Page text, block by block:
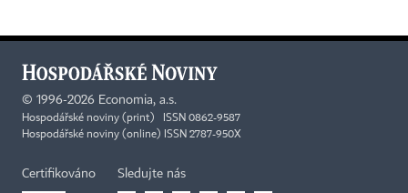
© 1996-2026 Economia, a.s.
Hospodářské noviny (print) ISSN 0862-9587
Hospodářské noviny (online) ISSN 2787-950X
Certifikováno Sledujte nás